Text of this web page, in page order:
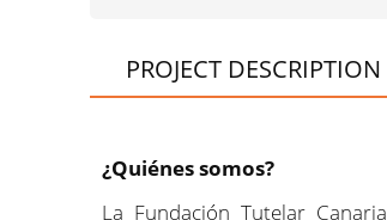
PROJECT DESCRIPTION
¿Quiénes somos?
La Fundación Tutelar